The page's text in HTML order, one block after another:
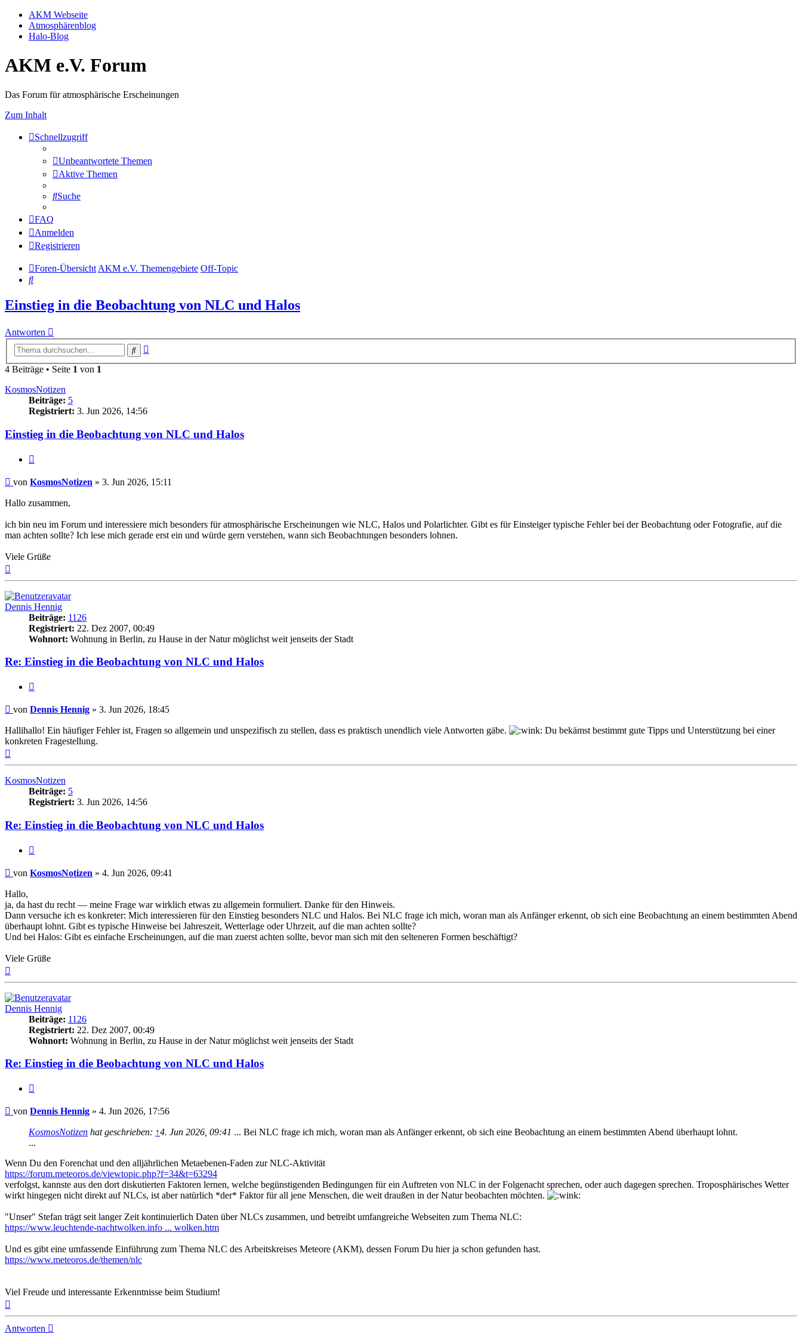
AKM Webseite
Atmosphärenblog
Halo-Blog
AKM e.V. Forum
Das Forum für atmosphärische Erscheinungen
Zum Inhalt
Schnellzugriff
Unbeantwortete Themen
Aktive Themen
Suche
FAQ
Anmelden
Registrieren
Foren-Übersicht AKM e.V. Themengebiete Off-Topic
Suche
Einstieg in die Beobachtung von NLC und Halos
Antworten
Suche
4 Beiträge • Seite 1 von 1
KosmosNotizen
Beiträge: 5
Registriert: 3. Jun 2026, 14:56
Einstieg in die Beobachtung von NLC und Halos
Beitrag
von KosmosNotizen » 3. Jun 2026, 15:11
Hallo zusammen,
ich bin neu im Forum und interessiere mich besonders für atmosphärische Erscheinungen wie NLC, Halos und Polarlichter. Gibt es für Einsteiger typische Fehler bei der Beobachtung oder Fotografie, auf die
man achten sollte? Ich lese mich gerade erst ein und würde gern verstehen, wann sich Beobachtungen besonders lohnen.
Viele Grüße
Dennis Hennig
Beiträge: 1126
Registriert: 22. Dez 2007, 00:49
Wohnort: Wohnung in Berlin, zu Hause in der Natur möglichst weit jenseits der Stadt
Re: Einstieg in die Beobachtung von NLC und Halos
Beitrag
von Dennis Hennig » 3. Jun 2026, 18:45
Hallihallo! Ein häufiger Fehler ist, Fragen so allgemein und unspezifisch zu stellen, dass es praktisch unendlich viele Antworten gäbe.
Du bekämst bestimmt gute Tipps und Unterstützung bei einer
konkreten Fragestellung.
KosmosNotizen
Beiträge: 5
Registriert: 3. Jun 2026, 14:56
Re: Einstieg in die Beobachtung von NLC und Halos
Beitrag
von KosmosNotizen » 4. Jun 2026, 09:41
Hallo,
ja, da hast du recht — meine Frage war wirklich etwas zu allgemein formuliert. Danke für den Hinweis.
Dann versuche ich es konkreter: Mich interessieren für den Einstieg besonders NLC und Halos. Bei NLC frage ich mich, woran man als Anfänger erkennt, ob sich eine Beobachtung an einem bestimmten Abend
überhaupt lohnt. Gibt es typische Hinweise bei Jahreszeit, Wetterlage oder Uhrzeit, auf die man achten sollte?
Und bei Halos: Gibt es einfache Erscheinungen, auf die man zuerst achten sollte, bevor man sich mit den selteneren Formen beschäftigt?
Viele Grüße
Dennis Hennig
Beiträge: 1126
Registriert: 22. Dez 2007, 00:49
Wohnort: Wohnung in Berlin, zu Hause in der Natur möglichst weit jenseits der Stadt
Re: Einstieg in die Beobachtung von NLC und Halos
Beitrag
von Dennis Hennig » 4. Jun 2026, 17:56
KosmosNotizen hat geschrieben: ↑4. Jun 2026, 09:41 ... Bei NLC frage ich mich, woran man als Anfänger erkennt, ob sich eine Beobachtung an einem bestimmten Abend überhaupt lohnt.
...
Wenn Du den Forenchat und den alljährlichen Metaebenen-Faden zur NLC-Aktivität
https://forum.meteoros.de/viewtopic.php?f=34&t=63294
verfolgst, kannste aus den dort diskutierten Faktoren lernen, welche begünstigenden Bedingungen für ein Auftreten von NLC in der Folgenacht sprechen, oder auch dagegen sprechen. Troposphärisches Wetter
wirkt hingegen nicht direkt auf NLCs, ist aber natürlich *der* Faktor für all jene Menschen, die weit draußen in der Natur beobachten möchten.
"Unser" Stefan trägt seit langer Zeit kontinuierlich Daten über NLCs zusammen, und betreibt umfangreiche Webseiten zum Thema NLC:
https://www.leuchtende-nachtwolken.info ... wolken.htm
Und es gibt eine umfassende Einführung zum Thema NLC des Arbeitskreises Meteore (AKM), dessen Forum Du hier ja schon gefunden hast.
https://www.meteoros.de/themen/nlc
Viel Freude und interessante Erkenntnisse beim Studium!
Antworten